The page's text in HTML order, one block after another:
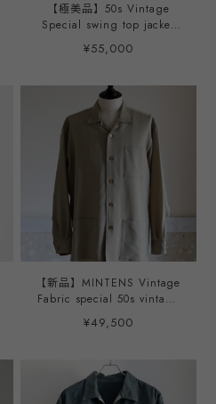
【極美品】50s Vintage
Special swing top jacket
blouson made in USA Size
L TALON zip / 50年代 スペ
ングトップ ジャケット USA
製 サイズL ミントコンディ
ション
¥55,000
【新品】MINTENS Vintage
Fabric special 50s vintage
wool mohair shirts jacket
made in JAPAN ／ ヴィンテ
使用した シャツ ジャケット
50年代 日本製 高級ウール
モヘア オリジナルブランド
¥49,500